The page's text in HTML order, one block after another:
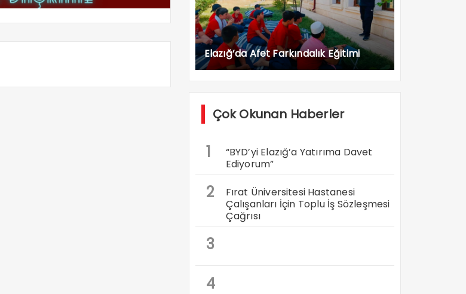
Elazığ’da Afet Farkındalık Eğitimi
Çok Okunan Haberler
1
“BYD’yi Elazığ’a Yatırıma Davet
Ediyorum”
2
Fırat Üniversitesi Hastanesi
Çalışanları İçin Toplu İş Sözleşmesi
Çağrısı
3
4